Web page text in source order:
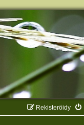
Rekisteröidy